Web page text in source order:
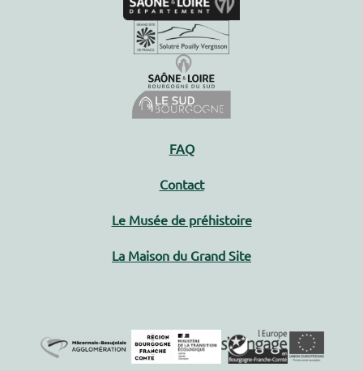
FAQ
Contact
Le Musée de préhistoire
La Maison du Grand Site